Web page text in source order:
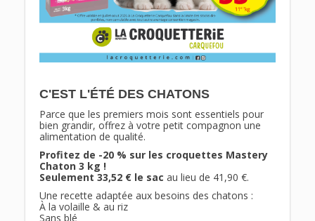
C'EST L'ÉTÉ DES CHATONS
Parce que les premiers mois sont essentiels pour
bien grandir, offrez à votre petit compagnon une
alimentation de qualité.
Profitez de -20 % sur les croquettes Mastery
Chaton 3 kg !
Seulement 33,52 € le sac au lieu de 41,90 €.
Une recette adaptée aux besoins des chatons :
À la volaille & au riz
Sans blé